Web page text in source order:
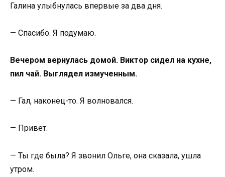
Галина улыбнулась впервые за два дня.
— Спасибо. Я подумаю.
Вечером вернулась домой. Виктор сидел на кухне,
пил чай. Выглядел измученным.
— Гал, наконец-то. Я волновался.
— Привет.
— Ты где была? Я звонил Ольге, она сказала, ушла
утром.